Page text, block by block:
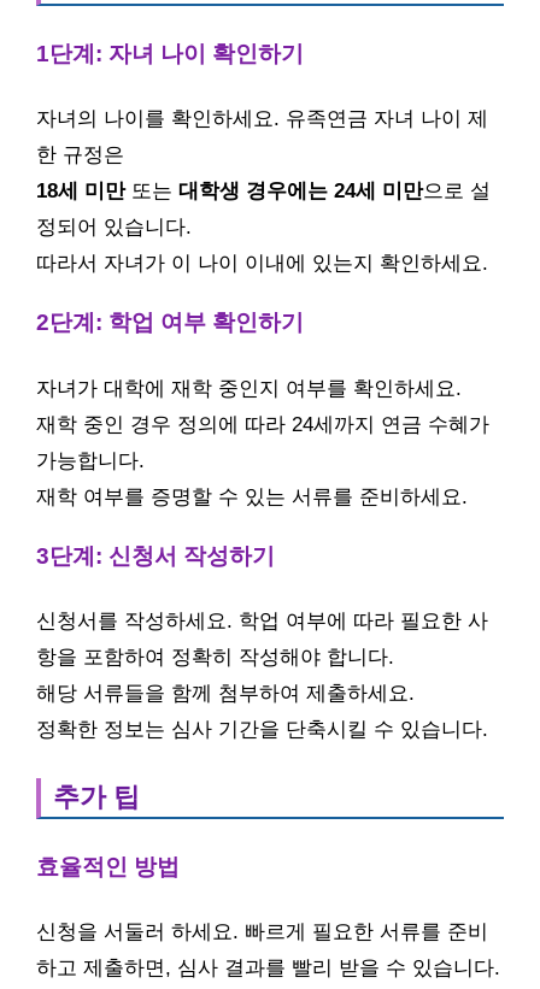
1단계: 자녀 나이 확인하기
자녀의 나이를 확인하세요. 유족연금 자녀 나이 제
한 규정은
18세 미만또는 대학생 경우에는 24세 미만으로 설
정되어 있습니다.
따라서 자녀가 이 나이 이내에 있는지 확인하세요.
2단계: 학업 여부 확인하기
자녀가 대학에 재학 중인지 여부를 확인하세요.
재학 중인 경우 정의에 따라 24세까지 연금 수혜가
가능합니다.
재학 여부를 증명할 수 있는 서류를 준비하세요.
3단계: 신청서 작성하기
신청서를 작성하세요. 학업 여부에 따라 필요한 사
항을 포함하여 정확히 작성해야 합니다.
해당 서류들을 함께 첨부하여 제출하세요.
정확한 정보는 심사 기간을 단축시킬 수 있습니다.
추가 팁
효율적인 방법
신청을 서둘러 하세요. 빠르게 필요한 서류를 준비
하고 제출하면, 심사 결과를 빨리 받을 수 있습니다.